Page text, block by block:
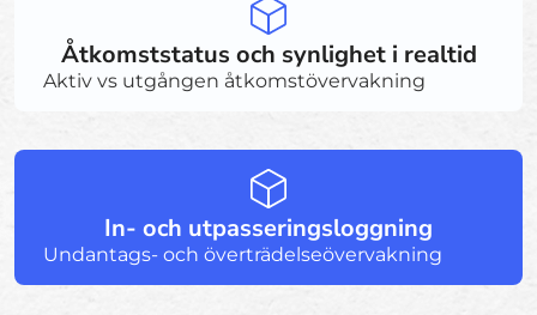
Åtkomststatus och synlighet i realtid
Aktiv vs utgången åtkomstövervakning
In- och utpasseringsloggning
Undantags- och överträdelseövervakning